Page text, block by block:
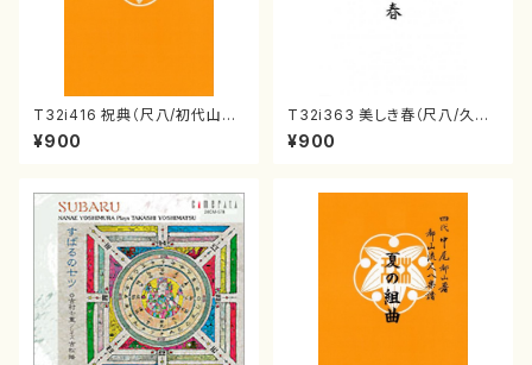
T32i416 祝典（尺八/初代山川
園松/楽譜）都山流公刊楽譜曲
番:2121
¥900
T32i363 美しき春（尺八/久本
玄智/楽譜）都山流公刊楽譜曲
番:2068
¥900